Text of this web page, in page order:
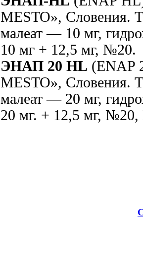
MESTO», Словения.
малеат — 10 мг,
10 мг + 12,5 мг, №20.
ЭНАП 20 HL (ENAP
MESTO», Словения.
малеат — 20 мг,
20 мг. + 12,5 мг,